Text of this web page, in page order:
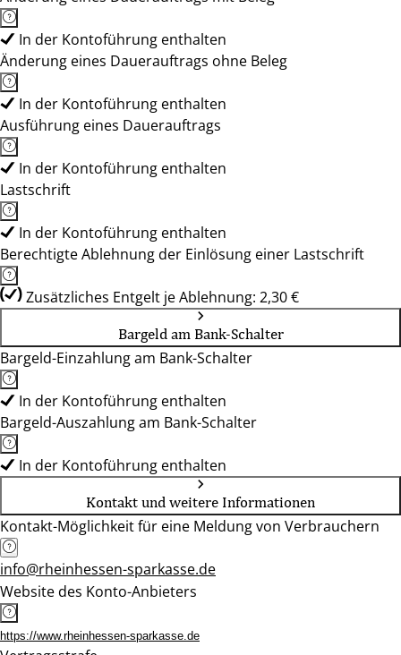
In der Kontoführung enthalten
Änderung eines Dauerauftrags ohne Beleg
In der Kontoführung enthalten
Ausführung eines Dauerauftrags
In der Kontoführung enthalten
Lastschrift
In der Kontoführung enthalten
Berechtigte Ablehnung der Einlösung einer Lastschrift
Zusätzliches Entgelt je Ablehnung: 2,30 €
Bargeld am Bank-Schalter
Bargeld-Einzahlung am Bank-Schalter
In der Kontoführung enthalten
Bargeld-Auszahlung am Bank-Schalter
In der Kontoführung enthalten
Kontakt und weitere Informationen
Kontakt-Möglichkeit für eine Meldung von Verbrauchern
info@rheinhessen-sparkasse.de
Website des Konto-Anbieters
https://www.rheinhessen-sparkasse.de